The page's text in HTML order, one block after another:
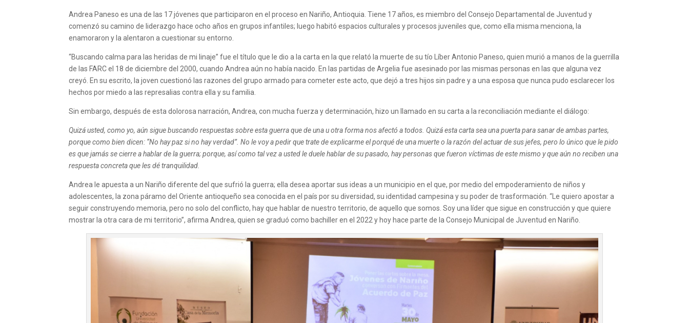
Andrea Paneso es una de las 17 jóvenes que participaron en el proceso en Nariño, Antioquia. Tiene 17 años, es miembro del Consejo Departamental de Juventud y
comenzó su camino de liderazgo hace ocho años en grupos infantiles; luego habitó espacios culturales y procesos juveniles que, como ella misma menciona, la
enamoraron y la alentaron a cuestionar su entorno.
“Buscando calma para las heridas de mi linaje” fue el título que le dio a la carta en la que relató la muerte de su tío Líber Antonio Paneso, quien murió a manos de la guerrilla
de las FARC el 18 de diciembre del 2000, cuando Andrea aún no había nacido. En las partidas de Argelia fue asesinado por las mismas personas en las que alguna vez
creyó. En su escrito, la joven cuestionó las razones del grupo armado para cometer este acto, que dejó a tres hijos sin padre y a una esposa que nunca pudo esclarecer los
hechos por miedo a las represalias contra ella y su familia.
Sin embargo, después de esta dolorosa narración, Andrea, con mucha fuerza y determinación, hizo un llamado en su carta a la reconciliación mediante el diálogo:
Quizá usted, como yo, aún sigue buscando respuestas sobre esta guerra que de una u otra forma nos afectó a todos. Quizá esta carta sea una puerta para sanar de ambas partes,
porque como bien dicen: “No hay paz si no hay verdad”. No le voy a pedir que trate de explicarme el porqué de una muerte o la razón del actuar de sus jefes, pero lo único que le pido
es que jamás se cierre a hablar de la guerra; porque, así como tal vez a usted le duele hablar de su pasado, hay personas que fueron víctimas de este mismo y que aún no reciben una
respuesta concreta que les dé tranquilidad.
Andrea le apuesta a un Nariño diferente del que sufrió la guerra; ella desea aportar sus ideas a un municipio en el que, por medio del empoderamiento de niños y
adolescentes, la zona páramo del Oriente antioqueño sea conocida en el país por su diversidad, su identidad campesina y su poder de trasformación. “Le quiero apostar a
seguir construyendo memoria, pero no solo del conflicto, hay que hablar de nuestro territorio, de aquello que somos. Soy una líder que sigue en construcción y que quiere
mostrar la otra cara de mi territorio”, afirma Andrea, quien se graduó como bachiller en el 2022 y hoy hace parte de la Consejo Municipal de Juventud en Nariño.